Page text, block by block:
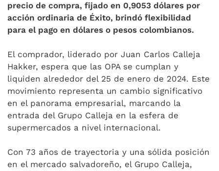
precio de compra, fijado en 0,9053 dólares por
acción ordinaria de Éxito, brindó flexibilidad
para el pago en dólares o pesos colombianos.
El comprador, liderado por Juan Carlos Calleja
Hakker, espera que las OPA se cumplan y
liquiden alrededor del 25 de enero de 2024. Este
movimiento representa un cambio significativo
en el panorama empresarial, marcando la
entrada del Grupo Calleja en la esfera de
supermercados a nivel internacional.
Con 73 años de trayectoria y una sólida posición
en el mercado salvadoreño, el Grupo Calleja,